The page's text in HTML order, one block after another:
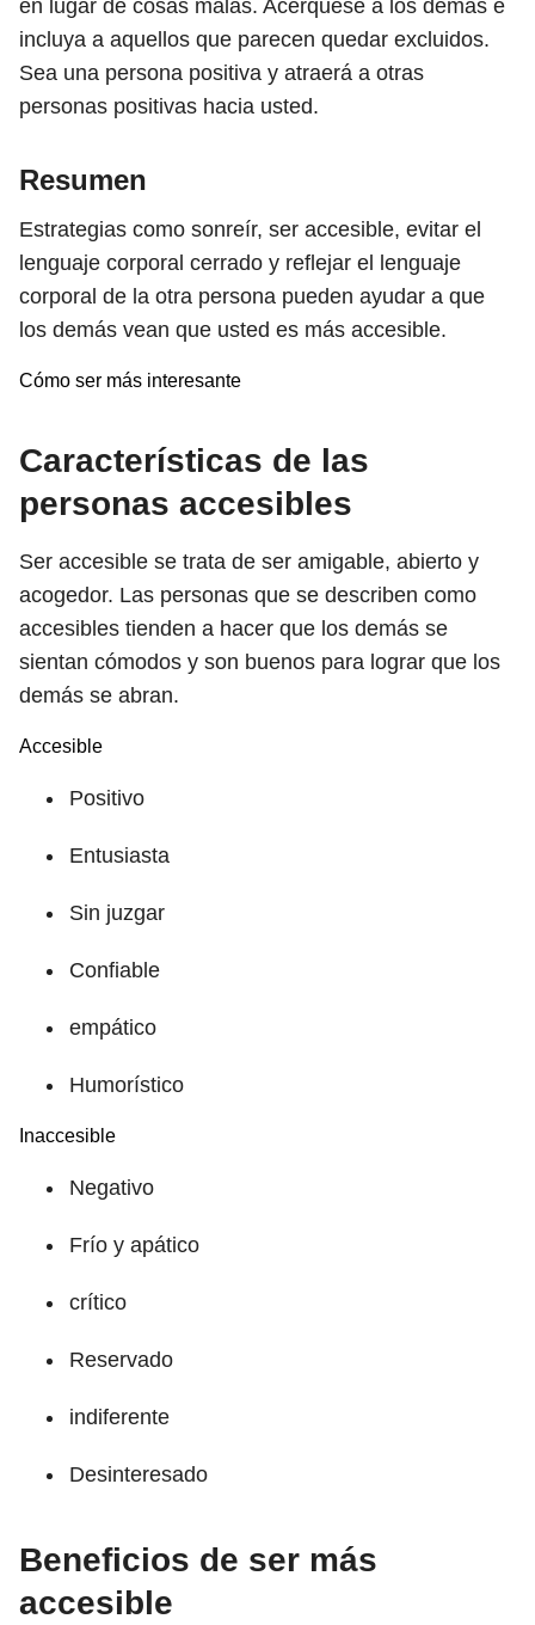
en lugar de cosas malas. Acérquese a los demás e
incluya a aquellos que parecen quedar excluidos.
Sea una persona positiva y atraerá a otras
personas positivas hacia usted.
Resumen
Estrategias como sonreír, ser accesible, evitar el
lenguaje corporal cerrado y reflejar el lenguaje
corporal de la otra persona pueden ayudar a que
los demás vean que usted es más accesible.
Cómo ser más interesante
Características de las
personas accesibles
Ser accesible se trata de ser amigable, abierto y
acogedor. Las personas que se describen como
accesibles tienden a hacer que los demás se
sientan cómodos y son buenos para lograr que los
demás se abran.
Accesible
Positivo
Entusiasta
Sin juzgar
Confiable
empático
Humorístico
Inaccesible
Negativo
Frío y apático
crítico
Reservado
indiferente
Desinteresado
Beneficios de ser más
accesible